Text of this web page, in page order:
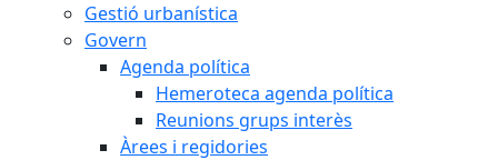
Gestió urbanística
Govern
Agenda política
Hemeroteca agenda política
Reunions grups interès
Àrees i regidories